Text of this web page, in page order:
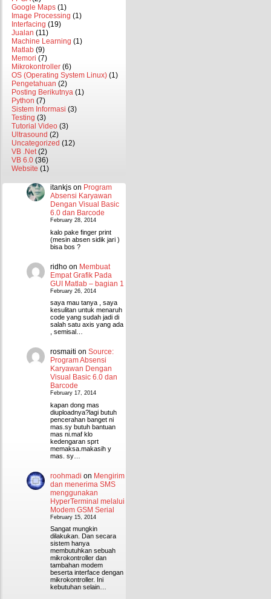
Google Maps (1)
Image Processing (1)
Interfacing (19)
Jualan (11)
Machine Learning (1)
Matlab (9)
Memori (7)
Mikrokontroller (6)
OS (Operating System Linux) (1)
Pengetahuan (2)
Posting Berikutnya (1)
Python (7)
Sistem Informasi (3)
Testing (3)
Tutorial Video (3)
Ultrasound (2)
Uncategorized (12)
VB .Net(2)
VB 6.0 (36)
Website (1)
itankjs on Program
Absensi Karyawan
Dengan Visual Basic
6.0 dan Barcode
February 28, 2014
kalo pake finger print
(mesin absen sidik jari )
bisa bos ?
ridho on Membuat
Empat Grafik Pada
GUI Matlab – bagian 1
February 26, 2014
saya mau tanya , saya
kesulitan untuk menaruh
code yang sudah jadi di
salah satu axis yang ada
, semisal…
rosmaiti on Source:
Program Absensi
Karyawan Dengan
Visual Basic 6.0 dan
Barcode
February 17, 2014
kapan dong mas
diuploadnya?lagi butuh
pencerahan banget ni
mas.sy butuh bantuan
mas ni.maf klo
kedengaran sprt
memaksa.makasih y
mas. sy…
roohmadi on Mengirim
dan menerima SMS
menggunakan
HyperTerminal melalui
Modem GSM Serial
February 15, 2014
Sangat mungkin
dilakukan. Dan secara
sistem hanya
membutuhkan sebuah
mikrokontroller dan
tambahan modem
beserta interface dengan
mikrokontroller. Ini
kebutuhan selain…